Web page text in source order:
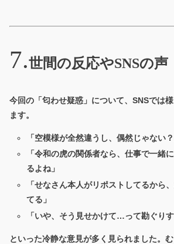
世間の反応やSNSの声
今回の「匂わせ疑惑」について、SNSでは
ます。
「空模様が全然違うし、偶然じゃない？
「令和の虎の関係者なら、仕事で一緒
るよね」
「せなさん本人がリポストしてるから
てる」
「いや、そう見せかけて…って勘ぐりす
といった冷静な意見が多く見られました。